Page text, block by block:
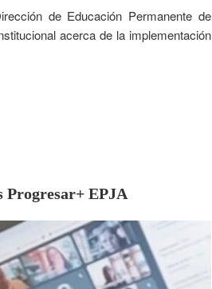
de Educación Permanente de
acerca de la implementación
Progresar+ EPJA